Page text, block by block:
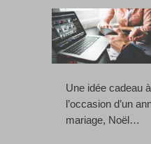
Une idée cadeau
l’occasion d’un
mariage, Noël…